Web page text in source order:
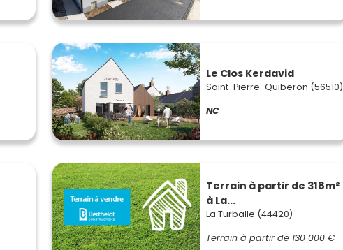
Le Clos Kerdavid
Saint-Pierre-Quiberon (56510)
NC
Terrain à partir de 318m²
à La...
La Turballe (44420)
Terrain à partir de 130 000 €